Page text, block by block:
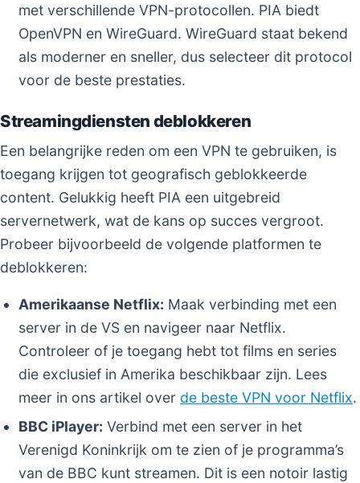
met verschillende VPN-protocollen. PIA biedt
OpenVPN en WireGuard. WireGuard staat bekend
als moderner en sneller, dus selecteer dit protocol
voor de beste prestaties.
Streamingdiensten deblokkeren
Een belangrijke reden om een VPN te gebruiken, is
toegang krijgen tot geografisch geblokkeerde
content. Gelukkig heeft PIA een uitgebreid
servernetwerk, wat de kans op succes vergroot.
Probeer bijvoorbeeld de volgende platformen te
deblokkeren:
Amerikaanse Netflix: Maak verbinding met een
server in de VS en navigeer naar Netflix.
Controleer of je toegang hebt tot films en series
die exclusief in Amerika beschikbaar zijn. Lees
meer in ons artikel over de beste VPN voor Netflix.
BBC iPlayer: Verbind met een server in het
Verenigd Koninkrijk om te zien of je programma’s
van de BBC kunt streamen. Dit is een notoir lastig